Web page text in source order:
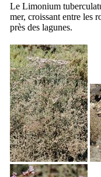
Le Limonium
mer, croissant entre les
près des lagunes.